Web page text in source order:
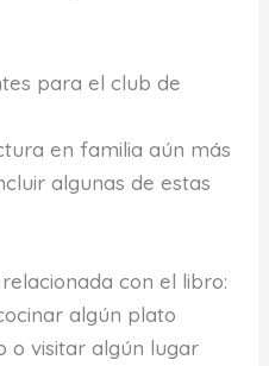
para el club de
en familia aún más
algunas de estas
con el libro:
algún plato
o visitar algún lugar